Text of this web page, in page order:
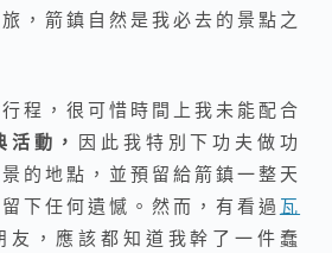
，箭鎮自然是我必去的景點之
程，很可惜時間上我未能配合
動， 因此我特別下功夫做功
的地點，並預留給箭鎮一整天
下任何遺憾。然而，有看過 瓦
友，應該都知道我幹了一件蠢